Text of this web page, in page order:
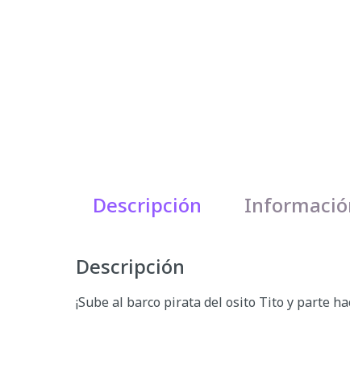
Descripción
Descripción
¡Sube al barco pirata del osito Tito y parte